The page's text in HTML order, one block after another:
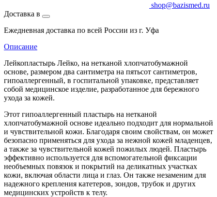
shop@bazismed.ru
Доставка в
Ежедневная доставка по всей России из г. Уфа
Описание
Лейкопластырь Лейко, на нетканой хлопчатобумажной
основе, размером два сантиметра на пятьсот сантиметров,
гипоаллергенный, в госпитальной упаковке, представляет
собой медицинское изделие, разработанное для бережного
ухода за кожей.
Этот гипоаллергенный пластырь на нетканой
хлопчатобумажной основе идеально подходит для нормальной
и чувствительной кожи. Благодаря своим свойствам, он может
безопасно применяться для ухода за нежной кожей младенцев,
а также за чувствительной кожей пожилых людей. Пластырь
эффективно используется для вспомогательной фиксации
необъемных повязок и покрытий на деликатных участках
кожи, включая области лица и глаз. Он также незаменим для
надежного крепления катетеров, зондов, трубок и других
медицинских устройств к телу.